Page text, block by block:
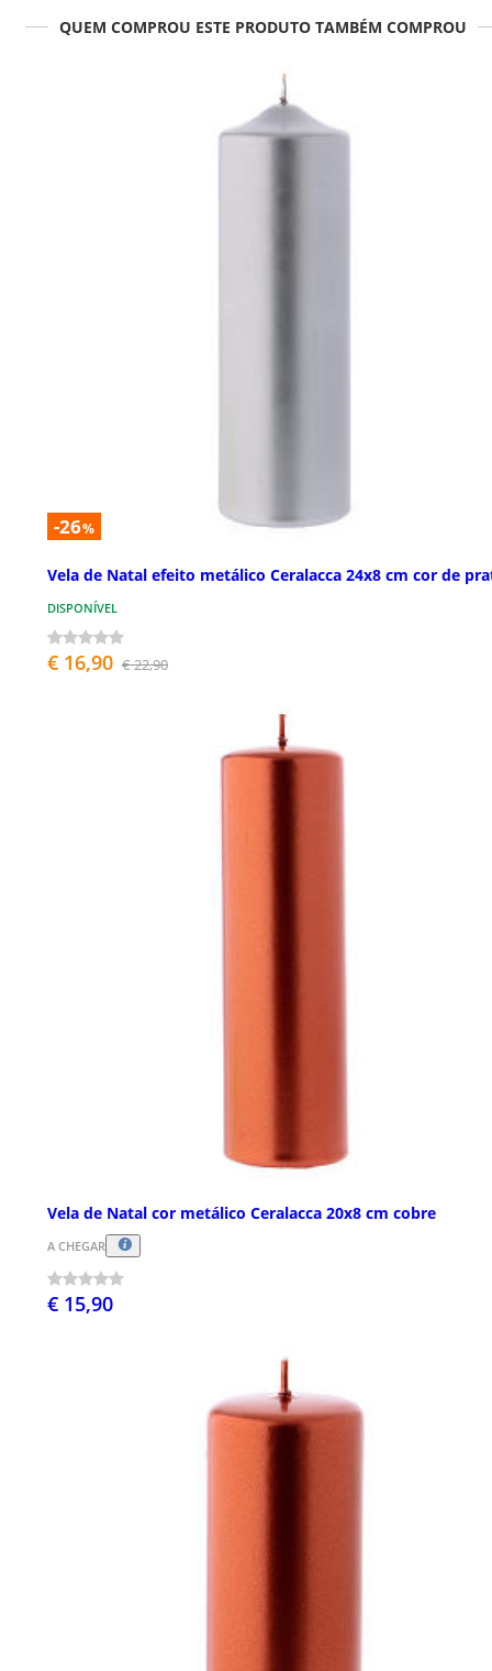
QUEM COMPROU ESTE PRODUTO TAMBÉM COMPROU
-26%
Vela de Natal efeito metálico Ceralacca 24x8 cm cor de
DISPONÍVEL
€ 16,90 € 22,90
Vela de Natal cor metálico Ceralacca 20x8 cm cobre
A CHEGAR
€ 15,90